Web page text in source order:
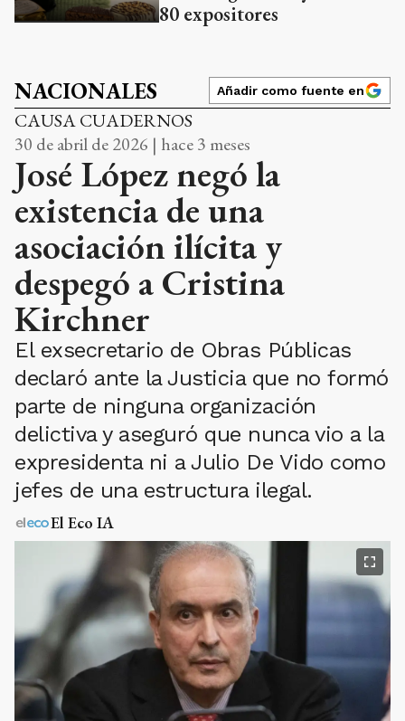
80 expositores
NACIONALES Añadir como fuente en
CAUSA CUADERNOS
30 de abril de 2026 | hace 3 meses
José López negó la
existencia de una
asociación ilícita y
despegó a Cristina
Kirchner
El exsecretario de Obras Públicas
declaró ante la Justicia que no formó
parte de ninguna organización
delictiva y aseguró que nunca vio a la
expresidenta ni a Julio De Vido como
jefes de una estructura ilegal.
El Eco IA